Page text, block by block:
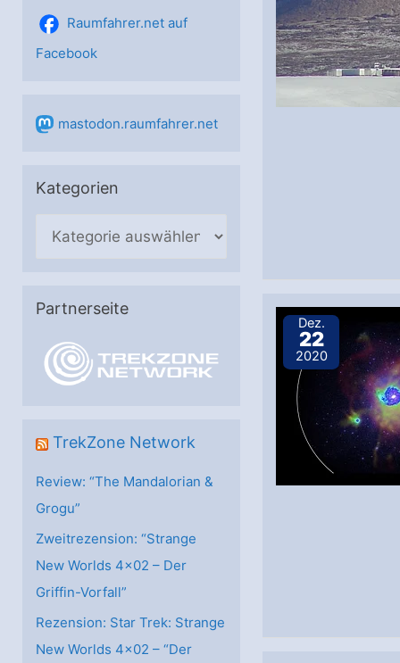
Raumfahrer.net auf
Facebook
mastodon.raumfahrer.net
Kategorien
e
e
Partnerseite
TrekZone Network
Review: “The Mandalorian &
Grogu”
Zweitrezension: “Strange
New Worlds 4×02 – Der
Griffin-Vorfall”
Rezension: Star Trek: Strange
New Worlds 4×02 – “Der
Dez.
22
2020